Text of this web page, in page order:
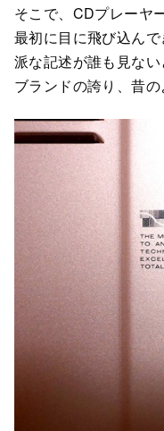
そこで、CDプレーヤ
最初に目に飛び込ん
派な記述が誰も見ない
ブランドの誇り、昔の